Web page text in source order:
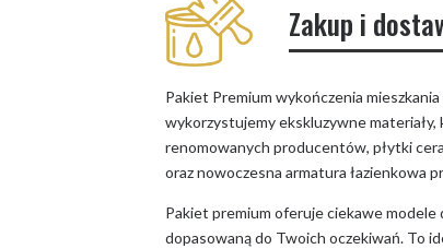
Zakup i
Pakiet Premium wykończenia
wykorzystujemy ekskluzywne materiały,
renomowanych producentów, płytki
oraz nowoczesna armatura łazienkowa
Pakiet premium oferuje ciekawe
dopasowaną do Twoich oczekiwań. To